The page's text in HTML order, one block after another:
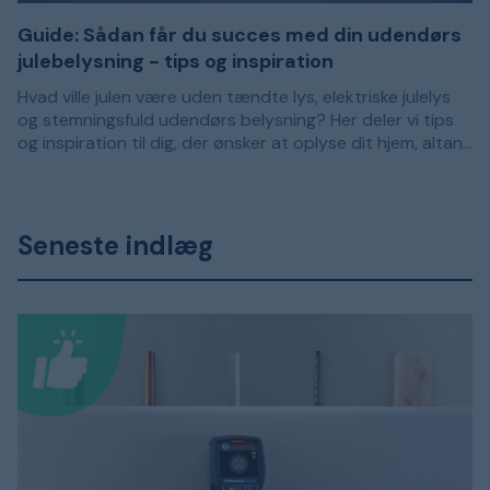
Guide: Sådan får du succes med din udendørs
julebelysning - tips og inspiration
Hvad ville julen være uden tændte lys, elektriske julelys
og stemningsfuld udendørs belysning? Her deler vi tips
og inspiration til dig, der ønsker at oplyse dit hjem, altan
Seneste indlæg